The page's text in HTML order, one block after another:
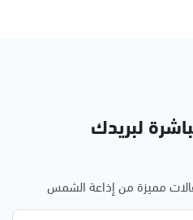
لبريدك
مميزة من إذاعة الشمس